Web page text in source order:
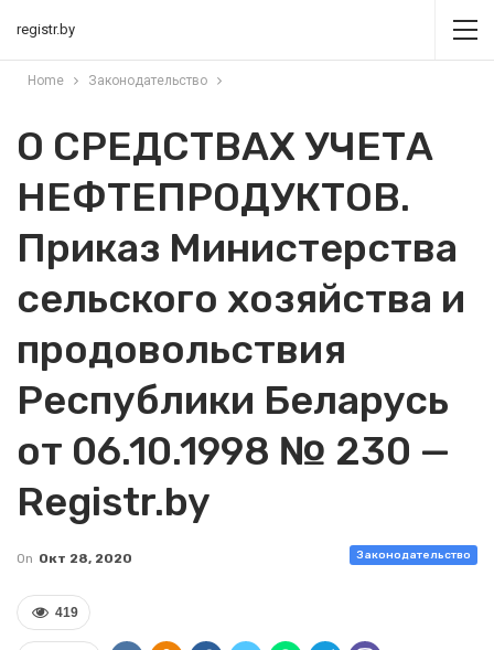
registr.by
Home Законодательство
О СРЕДСТВАХ УЧЕТА
НЕФТЕПРОДУКТОВ.
Приказ Министерства
сельского хозяйства и
продовольствия
Республики Беларусь
от 06.10.1998 № 230 —
Registr.by
Законодательство
On Окт 28, 2020
419